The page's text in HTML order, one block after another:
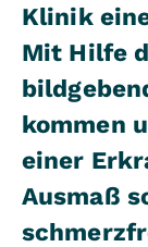
Klinik
Mit Hilfe
kommen
einer
Ausmaß